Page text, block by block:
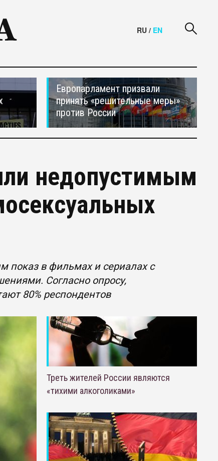
RU / EN
Европарламент призвали
принять «решительные меры»
против России
недопустимым
показ в фильмах и сериалах с
Согласно опросу,
80% респондентов
Треть жителей России являются
«тихими алкоголиками»